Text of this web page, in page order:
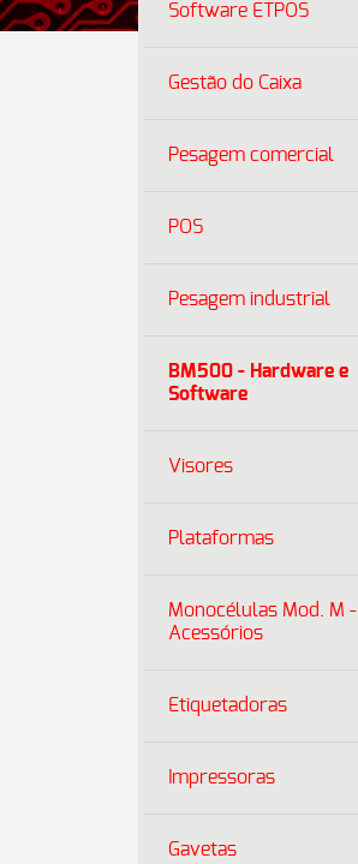
Software ETPOS
Gestão do Caixa
Pesagem comercial
POS
Pesagem industrial
BM500 - Hardware e
Software
Visores
Plataformas
Monocélulas Mod. M -
Acessórios
Etiquetadoras
Impressoras
Gavetas